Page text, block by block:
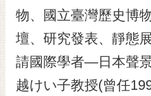
安
全
政
策
網
物、國立臺灣歷史博
壇、研究發表、靜態
請國際學者—日本聲
越けい子教授(曾任